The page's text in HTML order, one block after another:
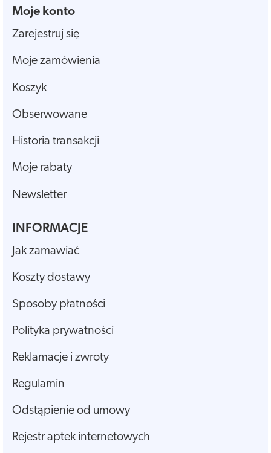
Moje konto
Zarejestruj się
Moje zamówienia
Koszyk
Obserwowane
Historia transakcji
Moje rabaty
Newsletter
INFORMACJE
Jak zamawiać
Koszty dostawy
Sposoby płatności
Polityka prywatności
Reklamacje i zwroty
Regulamin
Odstąpienie od umowy
Rejestr aptek internetowych